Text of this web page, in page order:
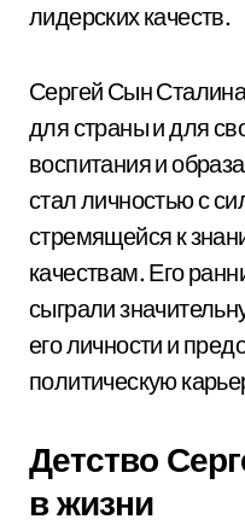
лидерских качеств.
Сергей Сын
для страны и для
воспитания и
стал личностью с
стремящейся к
качествам. Его
сыграли
его личности и
политическую
Детство
в жизни